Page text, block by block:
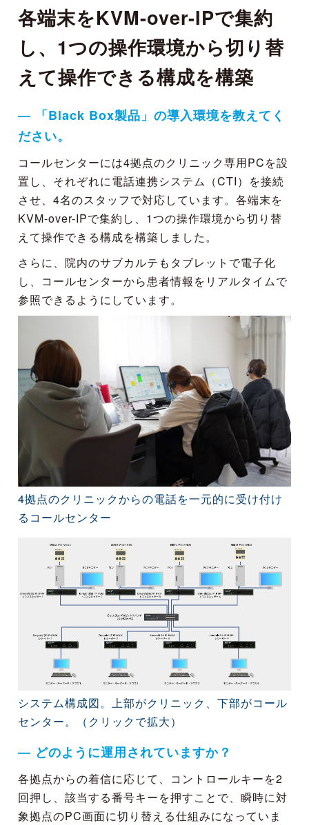
各端末をKVM-over-IPで集約
し、1つの操作環境から切り替
えて操作できる構成を構築
― 「Black Box製品」の導入環境を教えてく
ださい。
コールセンターには4拠点のクリニック専用PCを設
置し、それぞれに電話連携システム（CTI）を接続
させ、4名のスタッフで対応しています。各端末を
KVM-over-IPで集約し、1つの操作環境から切り替
えて操作できる構成を構築しました。
さらに、院内のサブカルテもタブレットで電子化
し、コールセンターから患者情報をリアルタイムで
参照できるようにしています。
4拠点のクリニックからの電話を一元的に受け付け
るコールセンター
システム構成図。上部がクリニック、下部がコール
センター。（クリックで拡大）
― どのように運用されていますか？
各拠点からの着信に応じて、コントロールキーを2
回押し、該当する番号キーを押すことで、瞬時に対
象拠点のPC画面に切り替える仕組みになっていま